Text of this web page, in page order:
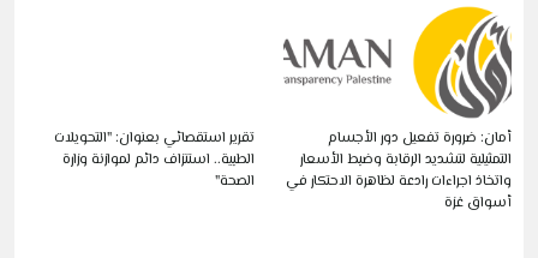
أمان: ضرورة تفعيل دور الأجسام
التمثيلية لتشديد الرقابة وضبط الأسعار
واتخاذ اجراءات رادعة لظاهرة الاحتكار في
أسواق غزة
تقرير استقصائي بعنوان: "التحويلات
الطبية.. استنزاف دائم لموازنة وزارة
الصحة"